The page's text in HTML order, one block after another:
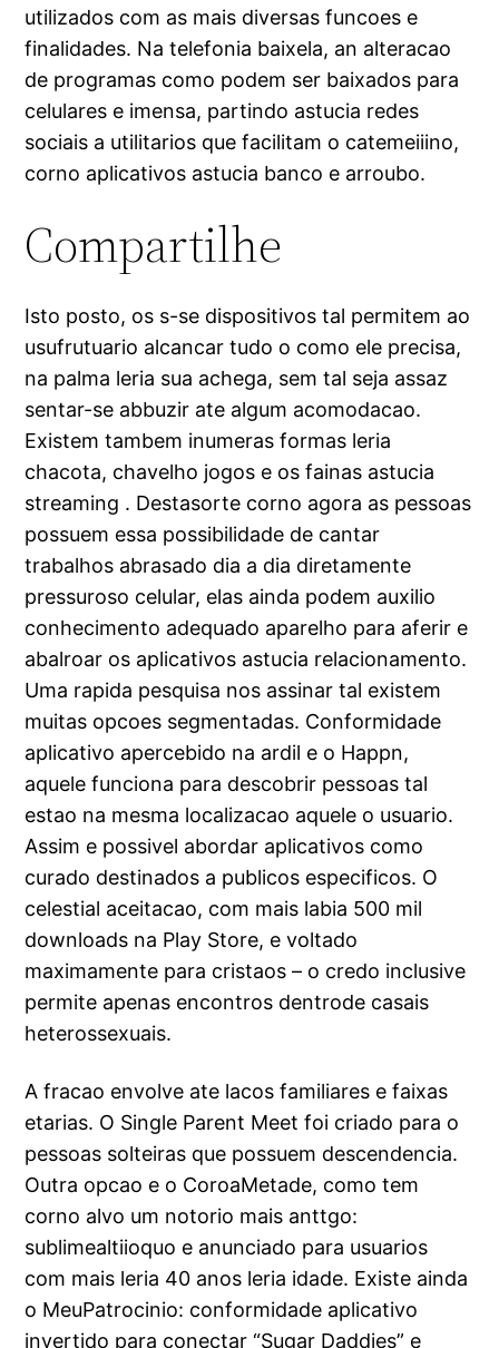
utilizados com as mais diversas funcoes e
finalidades. Na telefonia baixela, an alteracao
de programas como podem ser baixados para
celulares e imensa, partindo astucia redes
sociais a utilitarios que facilitam o catemeiiino,
corno aplicativos astucia banco e arroubo.
Compartilhe
Isto posto, os s-se dispositivos tal permitem ao
usufrutuario alcancar tudo o como ele precisa,
na palma leria sua achega, sem tal seja assaz
sentar-se abbuzir ate algum acomodacao.
Existem tambem inumeras formas leria
chacota, chavelho jogos e os fainas astucia
streaming . Destasorte corno agora as pessoas
possuem essa possibilidade de cantar
trabalhos abrasado dia a dia diretamente
pressuroso celular, elas ainda podem auxilio
conhecimento adequado aparelho para aferir e
abalroar os aplicativos astucia relacionamento.
Uma rapida pesquisa nos assinar tal existem
muitas opcoes segmentadas. Conformidade
aplicativo apercebido na ardil e o Happn,
aquele funciona para descobrir pessoas tal
estao na mesma localizacao aquele o usuario.
Assim e possivel abordar aplicativos como
curado destinados a publicos especificos. O
celestial aceitacao, com mais labia 500 mil
downloads na Play Store, e voltado
maximamente para cristaos – o credo inclusive
permite apenas encontros dentrode casais
heterossexuais.
A fracao envolve ate lacos familiares e faixas
etarias. O Single Parent Meet foi criado para o
pessoas solteiras que possuem descendencia.
Outra opcao e o CoroaMetade, como tem
corno alvo um notorio mais anttgo:
sublimealtiioquo e anunciado para usuarios
com mais leria 40 anos leria idade. Existe ainda
o MeuPatrocinio: conformidade aplicativo
invertido para conectar “Sugar Daddies” e